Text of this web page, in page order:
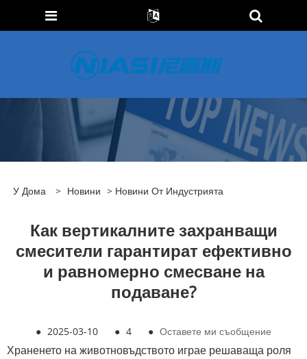
У Дома > Новини > Новини От Индустрията
Как вертикалните захранващи
смесители гарантират ефективно
и равномерно смесване на
подаване?
● 2025-03-10 ● 4 ● Оставете ми съобщение
Храненето на животновъдството играе решаваща роля